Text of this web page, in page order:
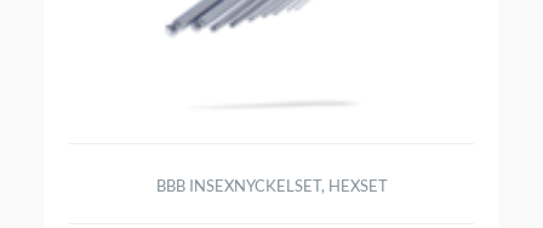
BBB INSEXNYCKELSET, HEXSET